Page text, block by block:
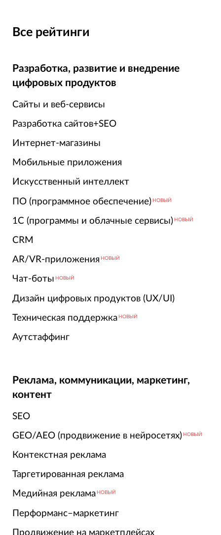
Все рейтинги
Разработка, развитие и внедрение
цифровых продуктов
Сайты и веб-сервисы
Разработка сайтов+SEO
Интернет-магазины
Мобильные приложения
Искусственный интеллект
ПО (программное обеспечение) НОВЫЙ
1С (программы и облачные сервисы) НОВЫЙ
CRM
AR/VR-приложения НОВЫЙ
Чат-боты НОВЫЙ
Дизайн цифровых продуктов (UX/UI)
Техническая поддержка НОВЫЙ
Аутстаффинг
Реклама, коммуникации, маркетинг,
контент
SEO
GEO/AEO (продвижение в нейросетях) НОВЫЙ
Контекстная реклама
Таргетированная реклама
Медийная реклама НОВЫЙ
Перформанс–маркетинг
Продвижение на маркетплейсах